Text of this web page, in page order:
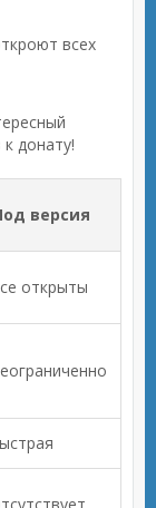
всех
донату!
версия
открыты